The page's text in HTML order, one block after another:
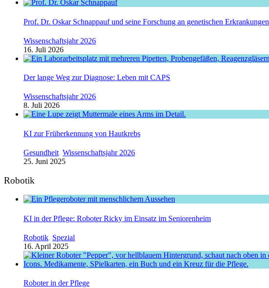
Prof. Dr. Oskar Schnappauf und seine Forschung an genetischen Erkrankungen
Wissenschaftsjahr 2026
16. Juli 2026
Der lange Weg zur Diagnose: Leben mit CAPS
Wissenschaftsjahr 2026
8. Juli 2026
KI zur Früherkennung von Hautkrebs
Gesundheit, Wissenschaftsjahr 2026
25. Juni 2025
Robotik
KI in der Pflege: Roboter Ricky im Einsatz im Seniorenheim
Robotik, Spezial
16. April 2025
Roboter in der Pflege